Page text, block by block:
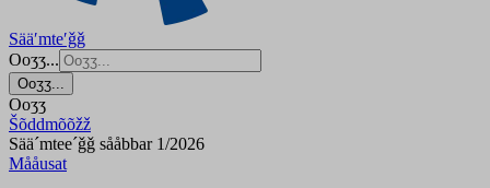
Sääʹmteʹǧǧ
Ooʒʒ...
Ooʒʒ...
Ooʒʒ
Šõddmõõžž
Sää´mtee´ǧǧ sååbbar 1/2026
Mååusat